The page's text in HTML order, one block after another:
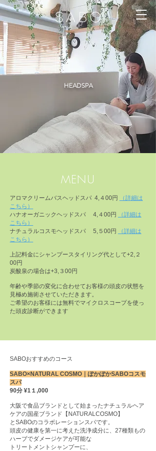
HEADSPA
MENU
アロマクリームバスヘッドスパ 4,４00円
（詳細は
こちら）
ハナオーガニックヘッドスパ 4,４00円
（詳細は
こちら ）
ナチュラルコスモヘッドスパ 5,５00円
（詳細は
こちら ）
上記料金にシャンプースタイリング代として+2,２
00円
炭酸泉の場合は+3,３00円
年齢や季節の変化に合わせてお客様の頭皮の状態を
見極め施術させていただきます。
ご希望のお客様には無料でマイクロスコープを使っ
た頭皮診断ができます
SABOおすすめのコース
SABO×NATURAL COSMO｜ぽかぽかSABOコスモ
スパ
90分 ¥1１,000
大阪で食品ブランドとして始まったナチュラルヘア
ケアの国産ブランド【NATURALCOSMO】
とSABOのコラボレーションスパです。
頭皮の健康を第一に考えた洗浄成分に、27種類もの
ハーブでダメージケアが可能な
トリートメントシャンプーに、